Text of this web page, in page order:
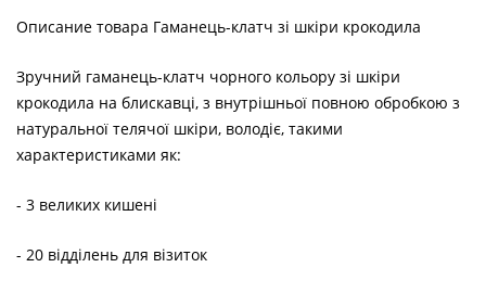
Описание товара Гаманець-клатч зі шкіри крокодила
Зручний гаманець-клатч чорного кольору зі шкіри
крокодила на блискавці, з внутрішньої повною обробкою з
натуральної телячої шкіри, володіє, такими
характеристиками як:
- 3 великих кишені
- 20 відділень для візиток